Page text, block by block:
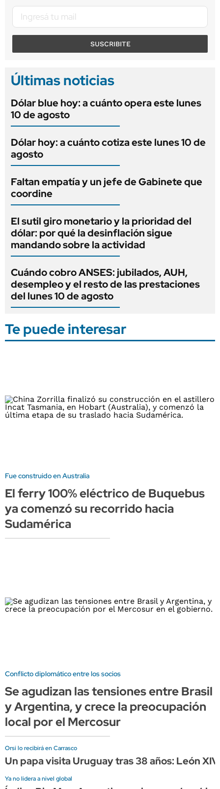
SUSCRIBITE
Últimas noticias
Dólar blue hoy: a cuánto opera este lunes
10 de agosto
Dólar hoy: a cuánto cotiza este lunes 10 de
agosto
Faltan empatía y un jefe de Gabinete que
coordine
El sutil giro monetario y la prioridad del
dólar: por qué la desinflación sigue
mandando sobre la actividad
Cuándo cobro ANSES: jubilados, AUH,
desempleo y el resto de las prestaciones
del lunes 10 de agosto
Te puede interesar
Fue construido en Australia
El ferry 100% eléctrico de Buquebus
ya comenzó su recorrido hacia
Sudamérica
Conflicto diplomático entre los socios
Se agudizan las tensiones entre Brasil
y Argentina, y crece la preocupación
local por el Mercosur
Orsi lo recibirá en Carrasco
Un papa visita Uruguay tras 38 años: León
Ya no lidera a nivel global